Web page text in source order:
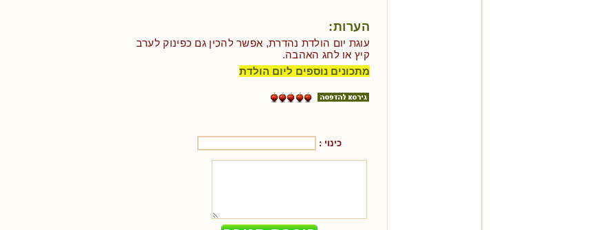
הערות:
עוגת יום הולדת נהדרת, אפשר להכין גם כפינוק לערב
קיץ או לחג האהבה.
מתכונים נוספים ליום הולדת
כינוי :